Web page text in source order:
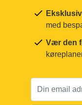
med
Vær den